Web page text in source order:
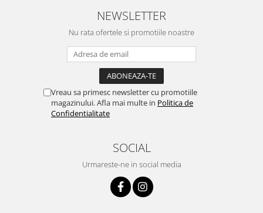
NEWSLETTER
Nu rata ofertele si promotiile noastre
Vreau sa primesc newsletter cu promotiile
magazinului. Afla mai multe in Politica de
Confidentialitate
SOCIAL
Urmareste-ne in social media